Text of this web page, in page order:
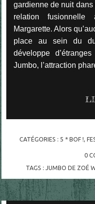
gardienne de nuit dans
relation fusionnelle
Margarette. Alors
place au sein du
développe
Jumbo, l’attraction
CATÉGORIES :5 * BOF !,
0
TAGS :JUMBO DE ZOÉ